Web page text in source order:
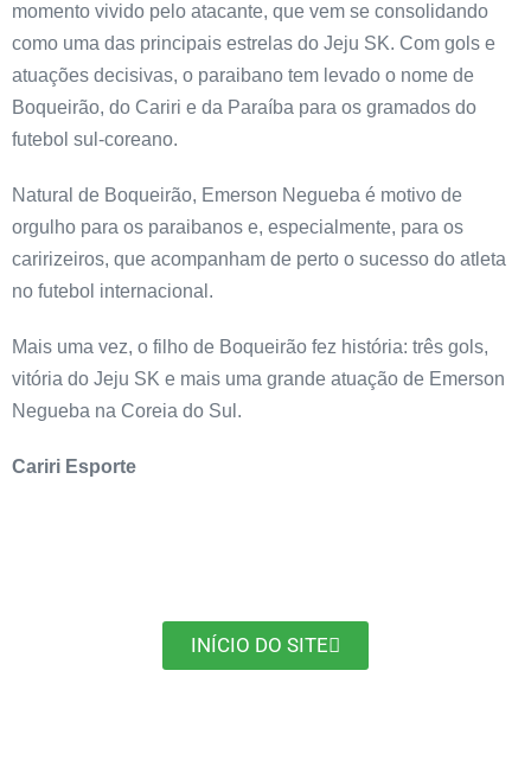
momento vivido pelo atacante, que vem se consolidando
como uma das principais estrelas do Jeju SK. Com gols e
atuações decisivas, o paraibano tem levado o nome de
Boqueirão, do Cariri e da Paraíba para os gramados do
futebol sul-coreano.
Natural de Boqueirão, Emerson Negueba é motivo de
orgulho para os paraibanos e, especialmente, para os
caririzeiros, que acompanham de perto o sucesso do atleta
no futebol internacional.
Mais uma vez, o filho de Boqueirão fez história: três gols,
vitória do Jeju SK e mais uma grande atuação de Emerson
Negueba na Coreia do Sul.
Cariri Esporte
INÍCIO DO SITE